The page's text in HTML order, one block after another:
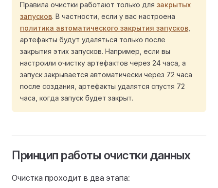
Правила очистки работают только для закрытых
запусков. В частности, если у вас настроена
политика автоматического закрытия запусков
артефакты будут удаляться только после
закрытия этих запусков. Например, если вы
настроили очистку артефактов через 24 часа, а
запуск закрывается автоматически через 72 часа
после создания, артефакты удалятся спустя 72
часа, когда запуск будет закрыт.
Принцип работы очистки данных
Очистка проходит в два этапа: